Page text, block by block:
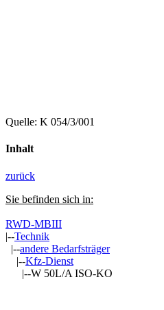
Quelle: K 054/3/001
Inhalt
zurück
Sie befinden sich in:
RWD-MBIII
|--Technik
|--andere Bedarfsträger
|--Kfz-Dienst
|--W 50L/A ISO-KO